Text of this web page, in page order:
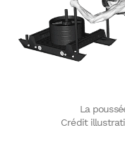
La
Crédit